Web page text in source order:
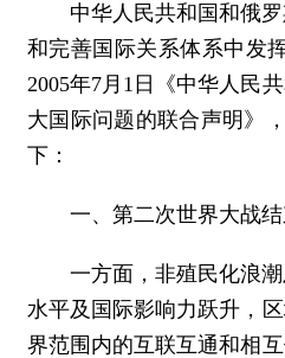
中华人民共和国和俄
和完善国际关系体系中发
2005年7月1日《中华人民
大国际问题的联合声明》
下：
一、第二次世界大战
一方面，非殖民化浪
水平及国际影响力跃升，
界范围内的互联互通和相